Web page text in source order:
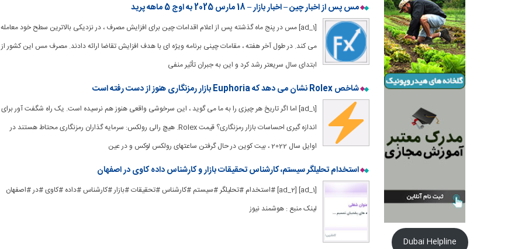
مس پس از اخبار چین – اخبار بازار – 18 مارس 2025 به اوج 5 ماهه پرید
[ad_1] مس در پنج ماه گذشته پس از اعلام اقدامات چین برای افزایش مصرف ، در نزدیکی بالاترین سطح خود معامله
می کند. در طول آخر هفته ، مقامات چینی برنامه ویژه ای با هدف افزایش تقاضا ارائه دادند. مصرف مس این کشور از
ابتدای سال سریعتر رشد کرد و این به جبران تأثیر منفی
شاخص Rolex نشان می دهد که Euphoria بازار رمزنگاری هنوز از دست رفته است
[ad_1] اما اگر تاریخ هر چیزی را به ما می گوید ، این سرخوشی واقعی هنوز هم نرسیده است. یک راه شگفت آور برای
اندازه گیری احساسات بازار رمزنگاری؟ قیمت Rolex. هیچ رالی رولکس: سرمایه گذاران رمزنگاری محتاط هستند در
اوایل سال 2022 ، بیت کوین در حال گرفتن ساعتهای رولکس لوکس و در عین
استخدام تحلیلگر سیستم، کارشناس تحقیقات بازار و کارشناس داده کاوی در اصفهان
[ad_1] [ad_2] #استخدام #تحلیلگر #سیستم #کارشناس #تحقیقات #بازار #کارشناس #داده #کاوی #در #اصفهان
لینک منبع : هوشمند نیوز
Dubai Helpline